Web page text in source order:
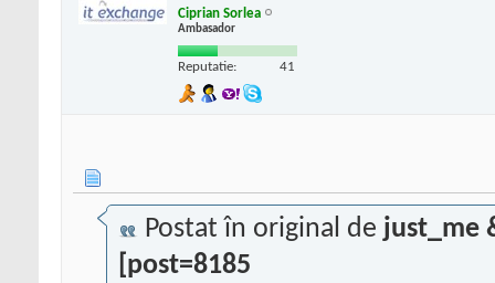
Ciprian Sorlea
Ambasador
Reputatie: 41
Postat în original de just_me
[post=8185